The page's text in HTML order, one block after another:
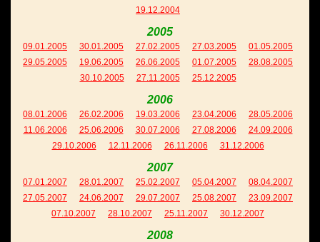
19.12.2004
2005
09.01.2005 30.01.2005 27.02.2005 27.03.2005
01.05.2005
29.05.2005
19.06.2005 26.06.2005 01.07.2005
28.08.2005
30.10.2005
27.11.2005 25.12.2005
2006
08.01.2006 26.02.2006 19.03.2006 23.04.2006
28.05.2006
11.06.2006
25.06.2006 30.07.2006 27.08.2006
24.09.2006
29.10.2006
12.11.2006 26.11.2006 31.12.2006
2007
07.01.2007 28.01.2007 25.02.2007 05.04.2007
08.04.2007
27.05.2007
24.06.2007 29.07.2007 25.08.2007
23.09.2007
07.10.2007
28.10.2007 25.11.2007 30.12.2007
2008